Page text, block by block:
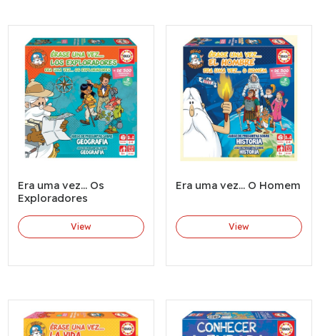
Era uma vez... Os
Exploradores
View
Era uma vez... O Homem
View